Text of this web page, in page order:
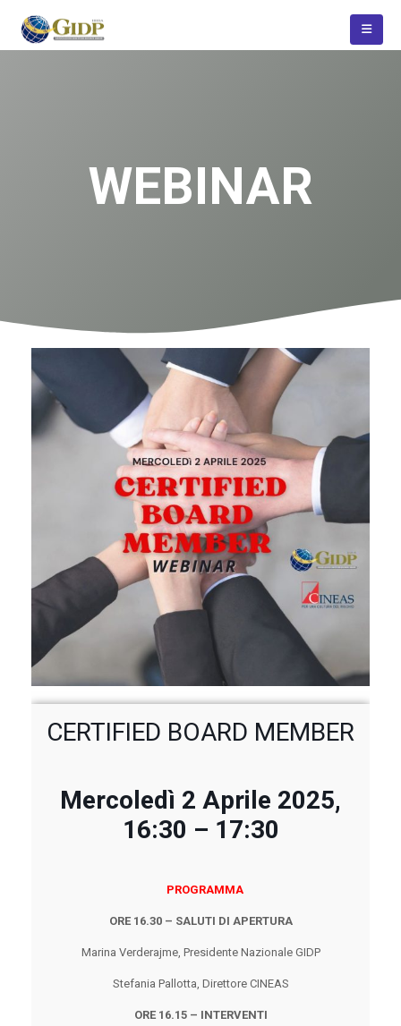
WEBINAR
CERTIFIED BOARD MEMBER
Mercoledì 2 Aprile 2025,
16:30 – 17:30
PROGRAMMA
ORE 16.30 – SALUTI DI APERTURA
Marina Verderajme, Presidente Nazionale GIDP
Stefania Pallotta, Direttore CINEAS
ORE 16.15 – INTERVENTI